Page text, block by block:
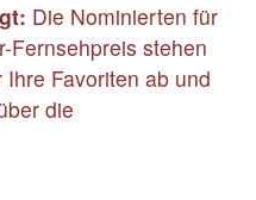
Die Nominierten für
Fernsehpreis stehen
Favoriten ab und
die